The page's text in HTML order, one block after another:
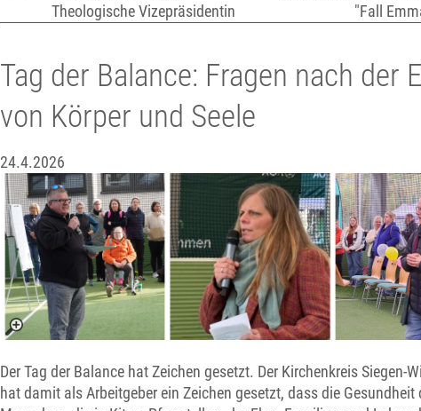
Theologische Vizepräsidentin
"Fall
Tag der Balance: Fragen nach der
von Körper und Seele
24.4.2026
Der Tag der Balance hat Zeichen gesetzt. Der Kirchenkreis Siegen-
hat damit als Arbeitgeber ein Zeichen gesetzt, dass die Gesundheit